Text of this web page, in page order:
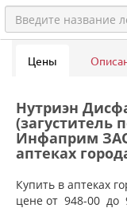
Цены
Нутриэн
(загуститель
Инфаприм
аптеках
Купить в аптеках
цене от 948-00 до